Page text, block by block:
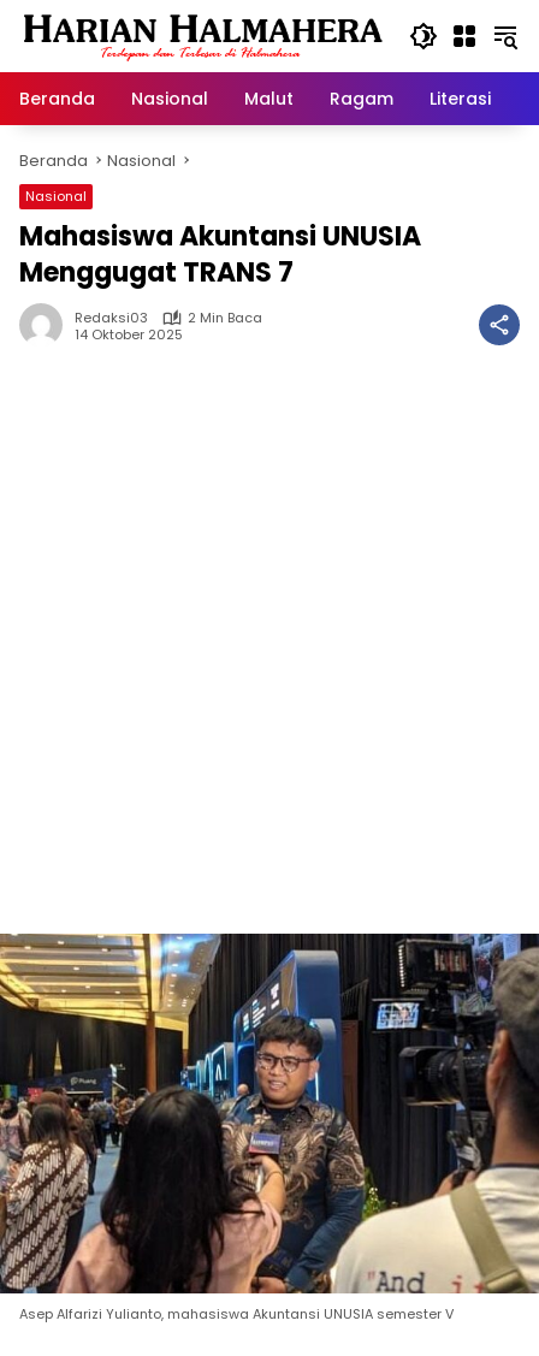
Langsung
Beranda
Nasional Malut Ragam Literasi
Beranda Nasional
Nasional
Mahasiswa Akuntansi UNUSIA
Menggugat TRANS 7
Redaksi03
2 Min Baca
14 Oktober 2025
Asep Alfarizi Yulianto, mahasiswa Akuntansi UNUSIA semester V